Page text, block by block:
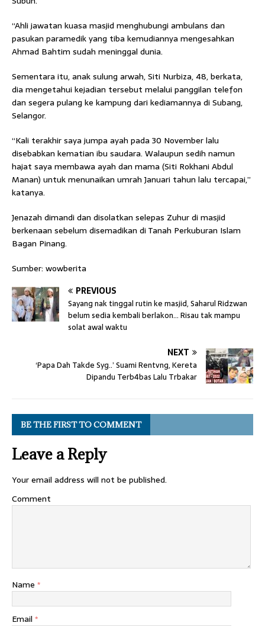
“Ahli jawatan kuasa masjid menghubungi ambulans dan
pasukan paramedik yang tiba kemudiannya mengesahkan
Ahmad Bahtim sudah meninggal dunia.
Sementara itu, anak sulung arwah, Siti Nurbiza, 48, berkata,
dia mengetahui kejadian tersebut melalui panggilan telefon
dan segera pulang ke kampung dari kediamannya di Subang,
Selangor.
“Kali terakhir saya jumpa ayah pada 30 November lalu
disebabkan kematian ibu saudara. Walaupun sedih namun
hajat saya membawa ayah dan mama (Siti Rokhani Abdul
Manan) untuk menunaikan umrah Januari tahun lalu tercapai,”
katanya.
Jenazah dimandi dan disolatkan selepas Zuhur di masjid
berkenaan sebelum disemadikan di Tanah Perkuburan Islam
Bagan Pinang.
Sumber: wowberita
PREVIOUS
Sayang nak tinggal rutin ke masjid, Saharul Ridzwan
belum sedia kembali berlakon… Risau tak mampu
solat awal waktu
NEXT
‘Papa Dah Takde Syg..’ Suami Rentvng, Kereta
Dipandu Terb4bas Lalu Trbakar
BE THE FIRST TO COMMENT
Leave a Reply
Your email address will not be published.
Comment
Name *
Email *